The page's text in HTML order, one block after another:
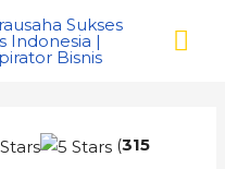
(315